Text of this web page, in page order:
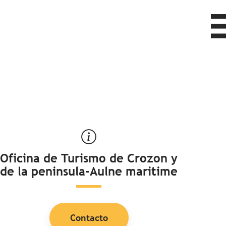
Oficina de Turismo de Crozon y
de la peninsula-Aulne maritime
Contacto